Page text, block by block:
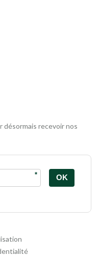
recevoir nos
* OK